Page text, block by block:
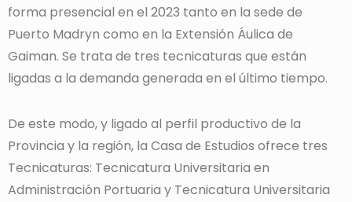
forma presencial en el 2023 tanto en la sede de
Puerto Madryn como en la Extensión Áulica de
Gaiman. Se trata de tres tecnicaturas que están
ligadas a la demanda generada en el último tiempo.
De este modo, y ligado al perfil productivo de la
Provincia y la región, la Casa de Estudios ofrece tres
Tecnicaturas: Tecnicatura Universitaria en
Administración Portuaria y Tecnicatura Universitaria